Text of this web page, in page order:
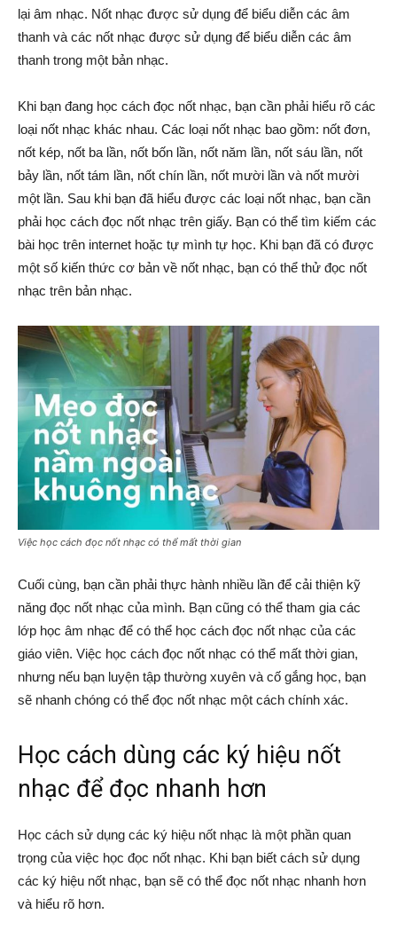
lại âm nhạc. Nốt nhạc được sử dụng để biểu diễn các âm
thanh và các nốt nhạc được sử dụng để biểu diễn các âm
thanh trong một bản nhạc.
Khi bạn đang học cách đọc nốt nhạc, bạn cần phải hiểu rõ các
loại nốt nhạc khác nhau. Các loại nốt nhạc bao gồm: nốt đơn,
nốt kép, nốt ba lần, nốt bốn lần, nốt năm lần, nốt sáu lần, nốt
bảy lần, nốt tám lần, nốt chín lần, nốt mười lần và nốt mười
một lần. Sau khi bạn đã hiểu được các loại nốt nhạc, bạn cần
phải học cách đọc nốt nhạc trên giấy. Bạn có thể tìm kiếm các
bài học trên internet hoặc tự mình tự học. Khi bạn đã có được
một số kiến thức cơ bản về nốt nhạc, bạn có thể thử đọc nốt
nhạc trên bản nhạc.
Việc học cách đọc nốt nhạc có thể mất thời gian
Cuối cùng, bạn cần phải thực hành nhiều lần để cải thiện kỹ
năng đọc nốt nhạc của mình. Bạn cũng có thể tham gia các
lớp học âm nhạc để có thể học cách đọc nốt nhạc của các
giáo viên. Việc học cách đọc nốt nhạc có thể mất thời gian,
nhưng nếu bạn luyện tập thường xuyên và cố gắng học, bạn
sẽ nhanh chóng có thể đọc nốt nhạc một cách chính xác.
Học cách dùng các ký hiệu nốt
nhạc để đọc nhanh hơn
Học cách sử dụng các ký hiệu nốt nhạc là một phần quan
trọng của việc học đọc nốt nhạc. Khi bạn biết cách sử dụng
các ký hiệu nốt nhạc, bạn sẽ có thể đọc nốt nhạc nhanh hơn
và hiểu rõ hơn.